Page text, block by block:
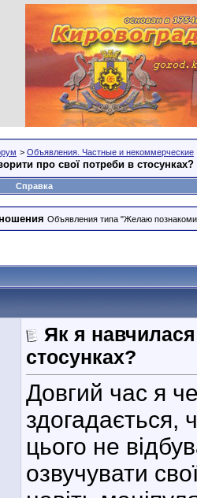
> Объявления. Частные и некоммерческие
про свої потреби в стосунках?
Справка
Объявления типа "Желаю
Як я
стосунках?
Довгий час я
здогадається,
цього не
озвучувати